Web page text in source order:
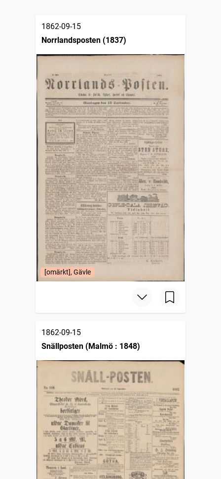
1862-09-15
Norrlandsposten (1837)
[omärkt], Gävle
1862-09-15
Snällposten (Malmö : 1848)